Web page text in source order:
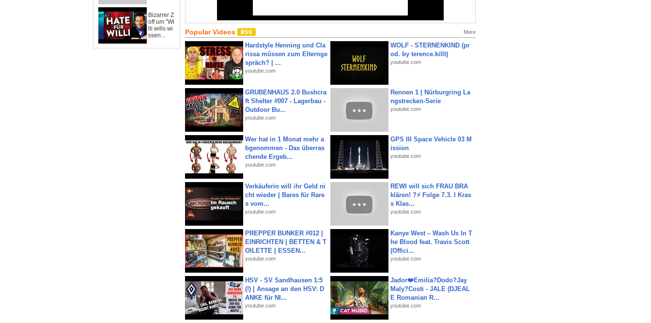
Bizarrer Z
off um "Wi
lli wills wi
ssen...
Popular Videos More
Hardstyle Henning und Cla
rissa müssen zum Elternge
spräch? | ...
youtube.com
WOLF - STERNENKIND (pr
od. by terence.killt)
youtube.com
GRUBENHAUS 2.0 Bushcra
ft Shelter #007 - Lagerbau -
Outdoor Bu...
youtube.com
Rennen 1 | Nürburgring La
ngstrecken-Serie
youtube.com
Wer hat in 1 Monat mehr a
bgenommen - Das überras
chende Ergeb...
youtube.com
GPS III Space Vehicle 03 M
ission
youtube.com
Verkäuferin will ihr Geld ni
cht wieder | Bares für Rare
s vom...
youtube.com
REWI will sich FRAU BRA
klären! ?⚡️ Folge 7.3. I Kras
s Klas...
youtube.com
PREPPER BUNKER #012 |
EINRICHTEN | BETTEN & T
OILETTE | ESSEN...
youtube.com
Kanye West – Wash Us In T
he Blood feat. Travis Scott
(Offici...
youtube.com
HSV - SV Sandhausen 1:5
(!) | Ansage an den HSV: D
ANKE für NI...
youtube.com
Jador❤️Emilia?Dodo?Jay
Maly?Costi - JALE (DJEAL
E Romanian R...
youtube.com